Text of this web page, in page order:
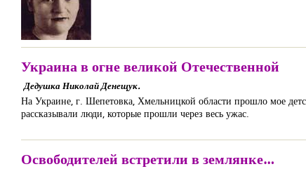
Украина в огне великой Отечественной
Дедушка Николай Денещук.
На Украине, г. Шепетовка, Хмельницкой области прошло мое
рассказывали люди, которые прошли через весь ужас.
Освободителей встретили в землянке…